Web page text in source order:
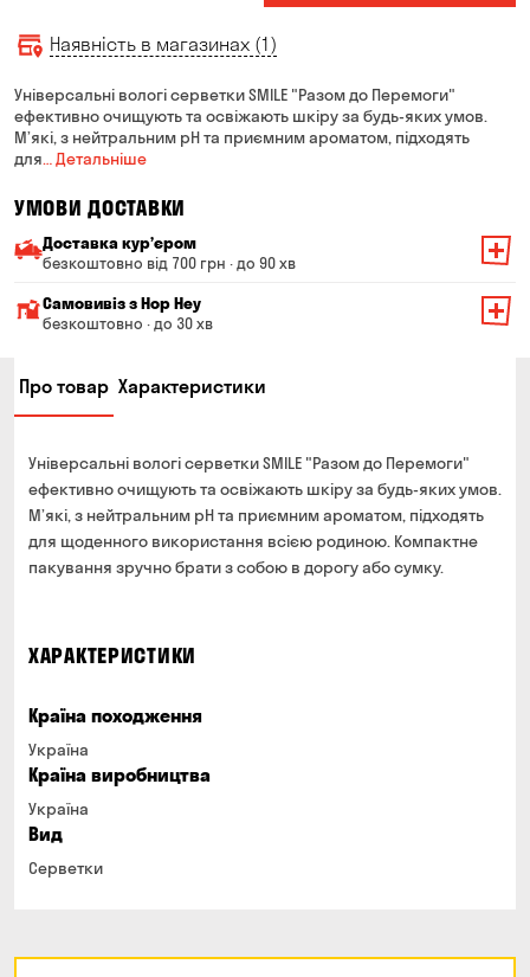
Наявність в магазинах (1)
Універсальні вологі серветки SMILE "Разом до Перемоги"
ефективно очищують та освіжають шкіру за будь-яких умов.
М’які, з нейтральним pH та приємним ароматом, підходять
для… Детальніше
УМОВИ ДОСТАВКИ
Доставка курʼєром
безкоштовно від 700 грн · до 90 хв
Мінімальна сума всього замовлення — 200 грн
Вартість доставки залежить від суми всього замовлення:
Від 300 до 399 грн
Від 700 грн безкоштовно
Термін доставки — до 90 хвилин
*на час доставки можуть впливати повітряні тривоги
Оплата:
Самовивіз з Hop Hey
безкоштовно · до 30 хв
Час складання замовлення — до 30 хв
Можете без черги забрати з магазину в зручний для
Оплата:
готівкою в магазині
банківською картою на сайті та в магазині
Про товар Характеристики
Універсальні вологі серветки SMILE "Разом до Перемоги"
ефективно очищують та освіжають шкіру за будь-яких умов.
М’які, з нейтральним pH та приємним ароматом, підходять
для щоденного використання всією родиною. Компактне
пакування зручно брати з собою в дорогу або сумку.
ХАРАКТЕРИСТИКИ
Країна походження
Україна
Країна виробництва
Україна
Вид
Серветки